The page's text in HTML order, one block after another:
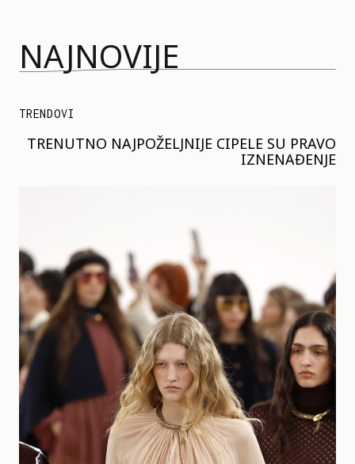
NAJNOVIJE
TRENDOVI
TRENUTNO NAJPOŽELJNIJE CIPELE SU PRAVO
IZNENAĐENJE